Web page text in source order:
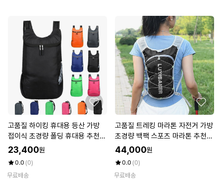
고품질 하이킹 휴대용 등산 가방
접이식 초경량 폴딩 휴대용 추천
(WFKEOZA)
23,400원
0.0 (0)
무료배송
고품질 트레킹 마라톤 자전거 가방
초경량 백팩 스포츠 마라톤 추천
(WFKEOUV)
44,000원
0.0 (0)
무료배송